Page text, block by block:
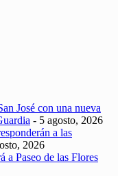
José con una nueva
- 5 agosto, 2026
a las
2026
a Paseo de las Flores